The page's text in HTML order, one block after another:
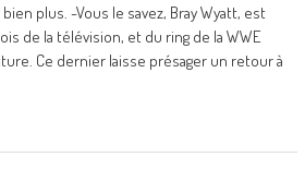
plus. -Vous le savez, Bray Wyatt, est
de la télévision, et du ring de la WWE
Ce dernier laisse présager un retour à